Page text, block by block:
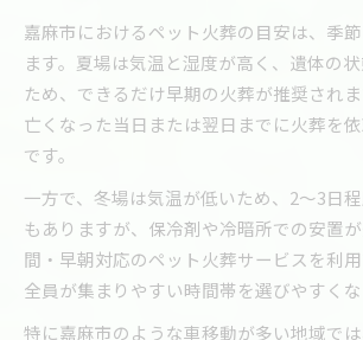
嘉麻市におけるペット火葬の目安は、季
ます。夏場は気温と湿度が高く、遺体の
ため、できるだけ早期の火葬が推奨されま
亡くなった当日または翌日までに火葬を
です。
一方で、冬場は気温が低いため、2〜3日
もありますが、保冷剤や冷暗所での安置
間・早朝対応のペット火葬サービスを利
全員が集まりやすい時間帯を選びやすくな
特に嘉麻市のような車移動が多い地域で